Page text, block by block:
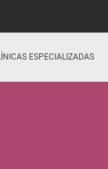
ESPECIALIZADAS